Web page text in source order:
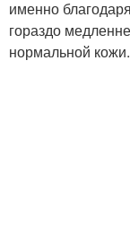
Маска от
именно
гораздо
нормальной кожи.